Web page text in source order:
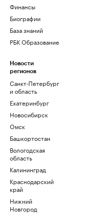
Финансы
Биографии
База знаний
РБК Образование
Новости
регионов
Санкт-Петербург
и область
Екатеринбург
Новосибирск
Омск
Башкортостан
Вологодская
область
Калининград
Краснодарский
край
Нижний
Новгород